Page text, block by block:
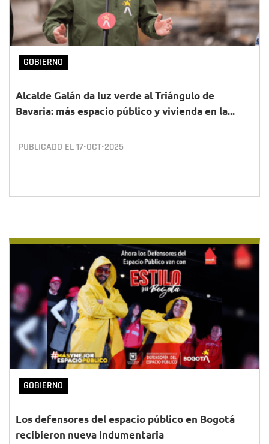
GOBIERNO
Alcalde Galán da luz verde al Triángulo de
Bavaria: más espacio público y vivienda en la...
PUBLICADO EL17•OCT•2025
GOBIERNO
Los defensores del espacio público en Bogotá
recibieron nueva indumentaria